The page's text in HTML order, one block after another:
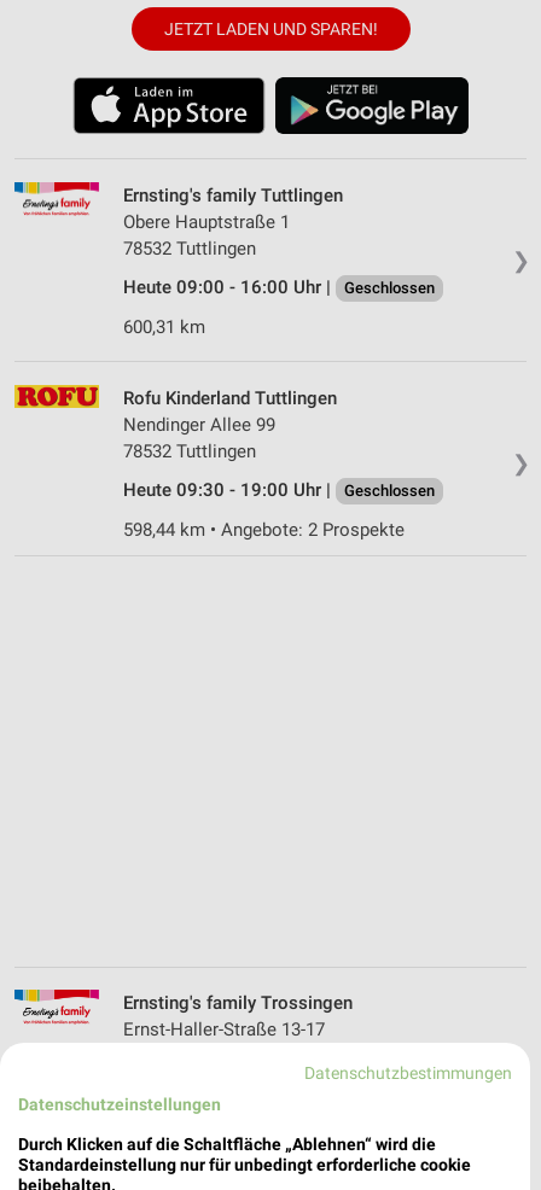
JETZT LADEN UND SPAREN!
❯
Ernsting's family Tuttlingen
Obere Hauptstraße 1
78532 Tuttlingen
Heute 09:00 - 16:00 Uhr |
Geschlossen
600,31 km
❯
Rofu Kinderland Tuttlingen
Nendinger Allee 99
78532 Tuttlingen
Heute 09:30 - 19:00 Uhr |
Geschlossen
598,44 km • Angebote: 2 Prospekte
Ernsting's family Trossingen
Ernst-Haller-Straße 13-17
Heute 09:00 - 18:00 Uhr |
599,24 km
Datenschutzbestimmungen
Datenschutzeinstellungen
Durch Klicken auf die Schaltfläche „Ablehnen“ wird die
Standardeinstellung nur für unbedingt erforderliche cookie
beibehalten.